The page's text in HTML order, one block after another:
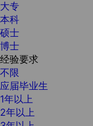
大专
本科
硕士
博士
经验要求
不限
应届毕业生
1年以上
2年以上